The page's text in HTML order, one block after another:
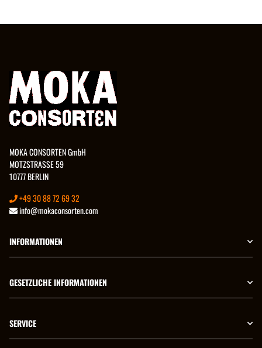
MOKA CONSORTEN GmbH
MOTZSTRASSE 59
10777 BERLIN
+49 30 88 72 69 32
info@mokaconsorten.com
INFORMATIONEN
GESETZLICHE INFORMATIONEN
SERVICE